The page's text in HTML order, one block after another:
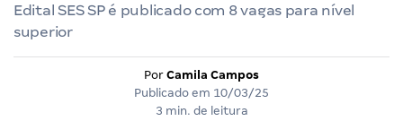
Edital SES SP é publicado com 8 vagas para nível
superior
Por Camila Campos
Publicado em 10/03/25
3 min. de leitura